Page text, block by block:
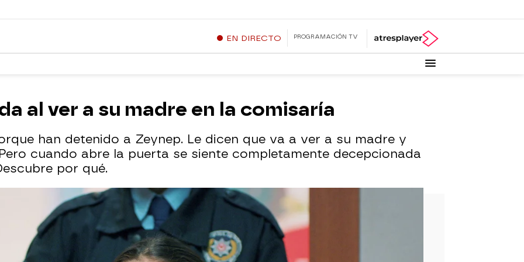
EN DIRECTO PROGRAMACIÓN TV
al ver a su madre en la comisaría
han detenido a Zeynep. Le dicen que va a ver a su madre y
cuando abre la puerta se siente completamente decepcionada
por qué.